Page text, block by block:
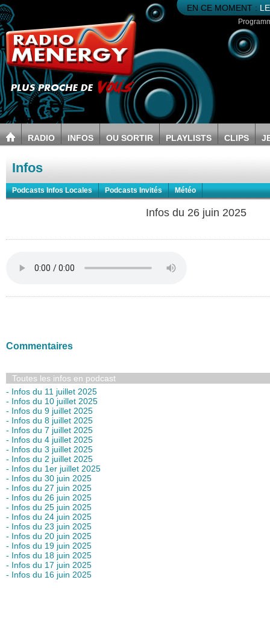
EN CE MOMENT :
RADIO INFOS OU SORTIR PLAYLISTS CLIPS
Infos
Podcasts Infos Locales Podcasts Invités Météo
Infos du 26 juin 2025
Commentaires
Toutes les infos en podcast
- Infos du 11 juillet 2025
- Infos du 10 juillet 2025
- Infos du 9 juillet 2025
- Infos du 8 juillet 2025
- Infos du 7 juillet 2025
- Infos du 4 juillet 2025
- Infos du 3 juillet 2025
- Infos du 2 juillet 2025
- Infos du 1er juillet 2025
- Infos du 30 juin 2025
- Infos du 27 juin 2025
- Infos du 26 juin 2025
- Infos du 25 juin 2025
- Infos du 24 juin 2025
- Infos du 23 juin 2025
- Infos du 20 juin 2025
- Infos du 19 juin 2025
- Infos du 18 juin 2025
- Infos du 17 juin 2025
- Infos du 16 juin 2025